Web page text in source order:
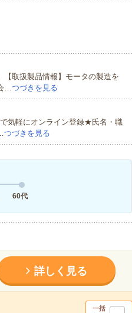
取扱製品情報】モータの製造を
… つづきを見る
気軽にオンライン登録★氏名・職
つづきを見る
60代
詳しく見る
一括